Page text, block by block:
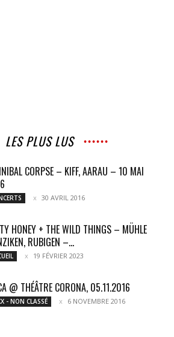
LES PLUS LUS
CORPSE – KIFF, AARAU – 10 MAI
30 AVRIL 2016
HONEY + THE WILD THINGS – MÜHLE
RUBIGEN –...
19 FÉVRIER 2023
@ THÉÂTRE CORONA, 05.11.2016
- NON CLASSÉ 6 NOVEMBRE 2016